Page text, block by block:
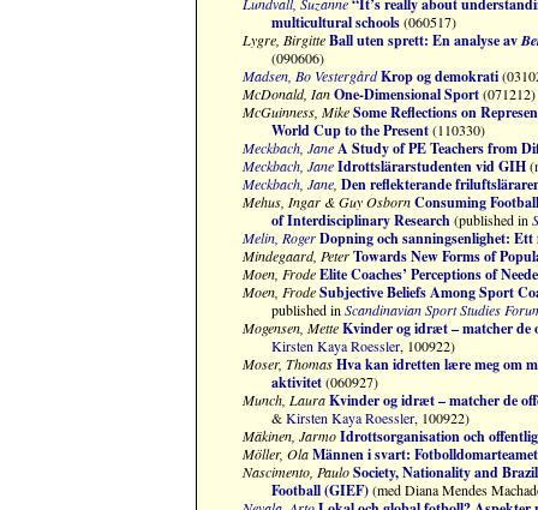
“It’s really about
multicultural schools(060517)
Lygre, Birgitte Ball uten sprett: En analyse av
(090606)
Madsen, Bo Vestergård Krop og demokrati
McDonald, Ian One-Dimensional Sport(071212)
McGuinness, Mike Some Reflections on
World Cup to the Present(110330)
Meckbach, Jane A Study of PE Teachers from
Meckbach, Jane Idrottslärarstudenten vid GIH
Meckbach, Jane, Den reflekterande
Mehus, Ingar & Guy Osborn Consuming
of Interdisciplinary Research (published in
Melin, Roger Dopning och sanningsenlighet:
Mindegaard, Peter Towards New Forms of
Moen, Frode Elite Coaches’ Perceptions of
Moen, Frode Subjective Beliefs Among Sport
published in Scandinavian Sport Studies
Mogensen, Mette Kvinder og idræt – matcher de
Kirsten Kaya Roessler, 100922)
Moser, Thomas Hva kan idretten lære meg om
aktivitet(060927)
Munch, Laura Kvinder og idræt – matcher de
&Kirsten Kaya Roessler, 100922)
Mäkinen, Jarmo Idrottsorganisation och
Möller, Ola Männen i svart:
Nascimento, Paulo Society, Nationality and
Football (GIEF)(med Diana Mendes